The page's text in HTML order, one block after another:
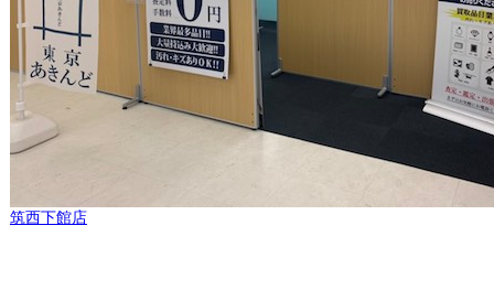
筑西下館店